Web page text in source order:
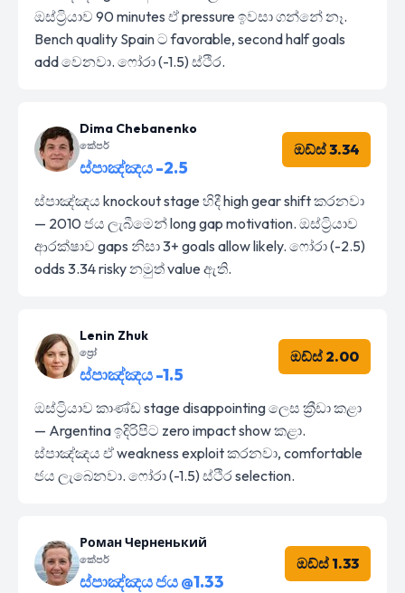
ඔස්ට්‍රියාව 90 minutes ඒ pressure ඉවසා ගන්නේ නෑ.
Bench quality Spain ට favorable, second half goals
add වෙනවා. ෆෝරා (-1.5) ස්ථිර.
Dima Chebanenko
කේපර්
ස්පාඤ්ඤය -2.5
ඔඩ්ස් 3.34
ස්පාඤ්ඤය knockout stage හිදී high gear shift කරනවා
— 2010 ජය ලැබීමෙන් long gap motivation. ඔස්ට්‍රියාව
ආරක්ෂාව gaps නිසා 3+ goals allow likely. ෆෝරා (-2.5)
odds 3.34 risky නමුත් value ඇති.
Lenin Zhuk
ප්‍රෝ
ස්පාඤ්ඤය -1.5
ඔඩ්ස් 2.00
ඔස්ට්‍රියාව කාණ්ඩ stage disappointing ලෙස ක්‍රීඩා කළා
— Argentina ඉදිරිපිට zero impact show කළා.
ස්පාඤ්ඤය ඒ weakness exploit කරනවා, comfortable
ජය ලැබෙනවා. ෆෝරා (-1.5) ස්ථිර selection.
Роман Черненький
කේපර්
ස්පාඤ්ඤය ජය @1.33
ඔඩ්ස් 1.33